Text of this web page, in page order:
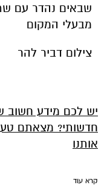
שבאים נהדר עם
מבעלי המקום
צילום דביר להר
יש לכם מידע חשוב
חדשותי? מצאתם
אותנו
קרא עוד